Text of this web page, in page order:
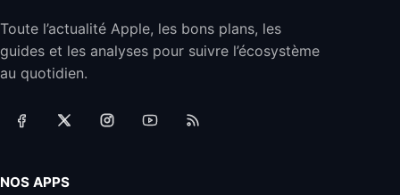
Jabra Biz 2300 - Casque Mono supra-
auriculaire Quick Disconnect - Casque
Filaire avec Microphone Antibruit Pour
Téléphones de Bureau
Toute l’actualité Apple, les bons plans, les
guides et les analyses pour suivre l’écosystème
au quotidien.
NOS APPS